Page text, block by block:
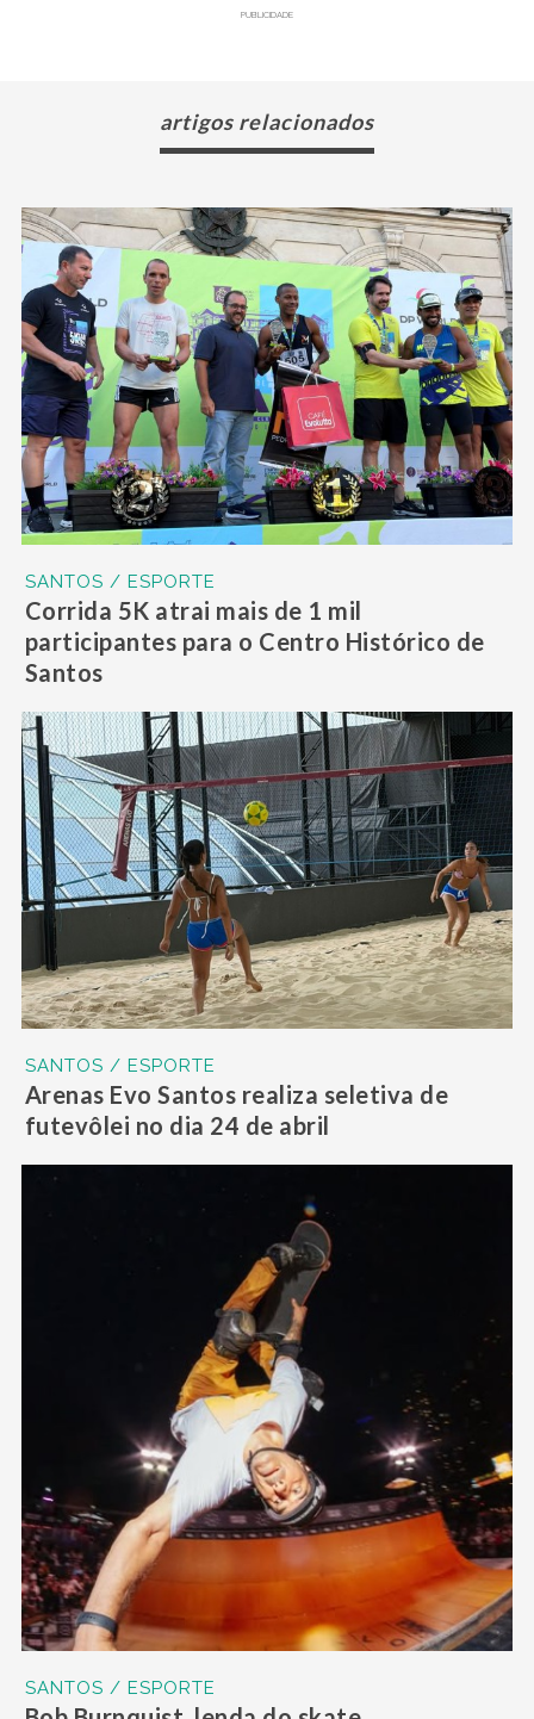
PUBLICIDADE
artigos relacionados
SANTOS / ESPORTE
Corrida 5K atrai mais de 1 mil
participantes para o Centro Histórico de
Santos
SANTOS / ESPORTE
Arenas Evo Santos realiza seletiva de
futevôlei no dia 24 de abril
SANTOS / ESPORTE